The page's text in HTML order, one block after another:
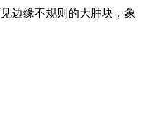
边缘不规则的大肿块，象